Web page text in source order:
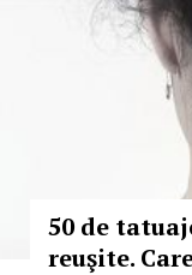
50 de
reuşite.